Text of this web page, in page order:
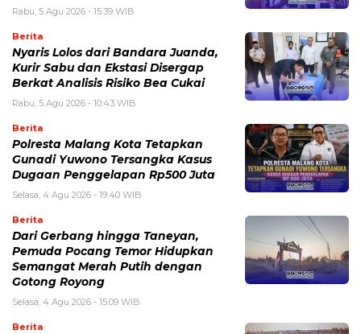
Rabu, 5 Agu 2026 - 15:39 WIB
Berita
Nyaris Lolos dari Bandara Juanda,
Kurir Sabu dan Ekstasi Disergap
Berkat Analisis Risiko Bea Cukai
Rabu, 5 Agu 2026 - 10:43 WIB
Berita
Polresta Malang Kota Tetapkan
Gunadi Yuwono Tersangka Kasus
Dugaan Penggelapan Rp500 Juta
Selasa, 4 Agu 2026 - 19:40 WIB
Berita
Dari Gerbang hingga Taneyan,
Pemuda Pocang Temor Hidupkan
Semangat Merah Putih dengan
Gotong Royong
Selasa, 4 Agu 2026 - 15:09 WIB
Berita